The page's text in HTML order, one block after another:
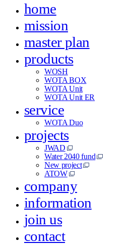
home
mission
master plan
products
WOSH
WOTA BOX
WOTA Unit
WOTA Unit ER
service
WOTA Duo
projects
JWAD
Water 2040 fund
New project
ATOW
company
information
join us
contact